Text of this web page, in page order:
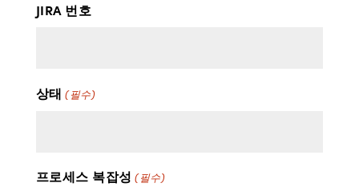
래
래
JIRA 번호
상태 (필수)
프로세스 복잡성 (필수)